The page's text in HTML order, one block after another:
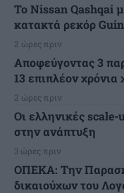
Το Nissan Qashqai
κατακτά ρεκόρ
2 ώρες πριν
Αποφεύγοντας 3
13 επιπλέον χρόνια
2 ώρες πριν
Οι ελληνικές scale-
στην ανάπτυξη
3 ώρες πριν
ΟΠΕΚΑ: Την
δικαιούχων του